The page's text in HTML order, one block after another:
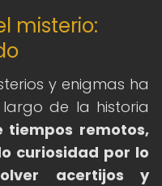
misterio:
y enigmas ha
de la historia
tiempos remotos,
curiosidad por lo
acertijos y